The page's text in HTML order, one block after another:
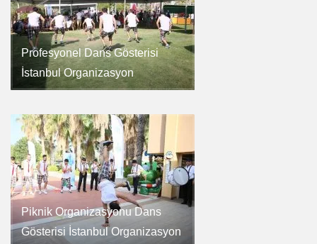
Profesyonel Dans Gösterisi
İstanbul Organizasyon
Piknik Organizasyonu Dans
Gösterisi İstanbul Organizasyon